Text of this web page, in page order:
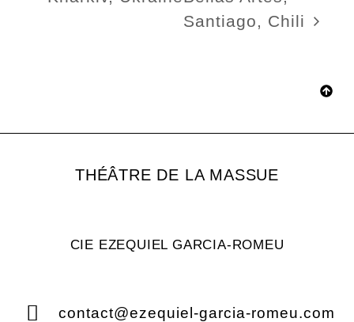
Santiago, Chili
THÉÂTRE DE LA MASSUE
CIE EZEQUIEL GARCIA-ROMEU
contact@ezequiel-garcia-romeu.com